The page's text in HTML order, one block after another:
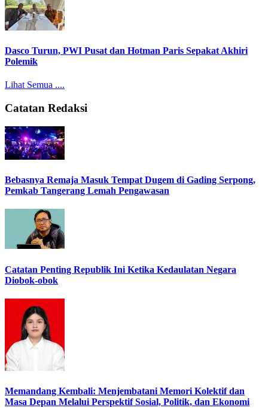
Dasco Turun, PWI Pusat dan Hotman Paris Sepakat Akhiri
Polemik
Lihat Semua ....
Catatan Redaksi
Bebasnya Remaja Masuk Tempat Dugem di Gading Serpong,
Pemkab Tangerang Lemah Pengawasan
Catatan Penting Republik Ini Ketika Kedaulatan Negara
Diobok-obok
Memandang Kembali: Menjembatani Memori Kolektif dan
Masa Depan Melalui Perspektif Sosial, Politik, dan Ekonomi